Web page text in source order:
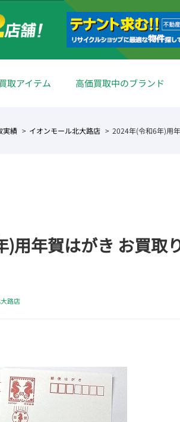
取アイテム 高価買取中のブランド
実績 イオンモール北大路店 2024年(令和6年)用
)用年賀はがき お買取
路店